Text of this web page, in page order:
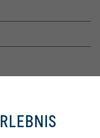
einfache